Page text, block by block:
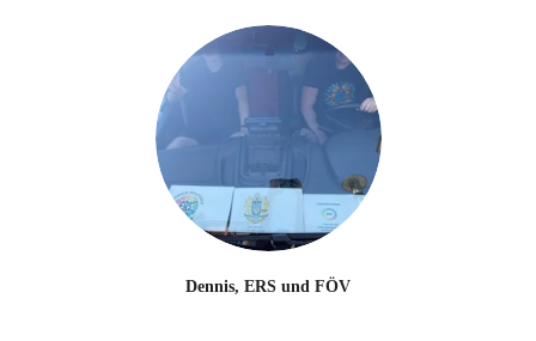
Dennis, ERS und FÖV